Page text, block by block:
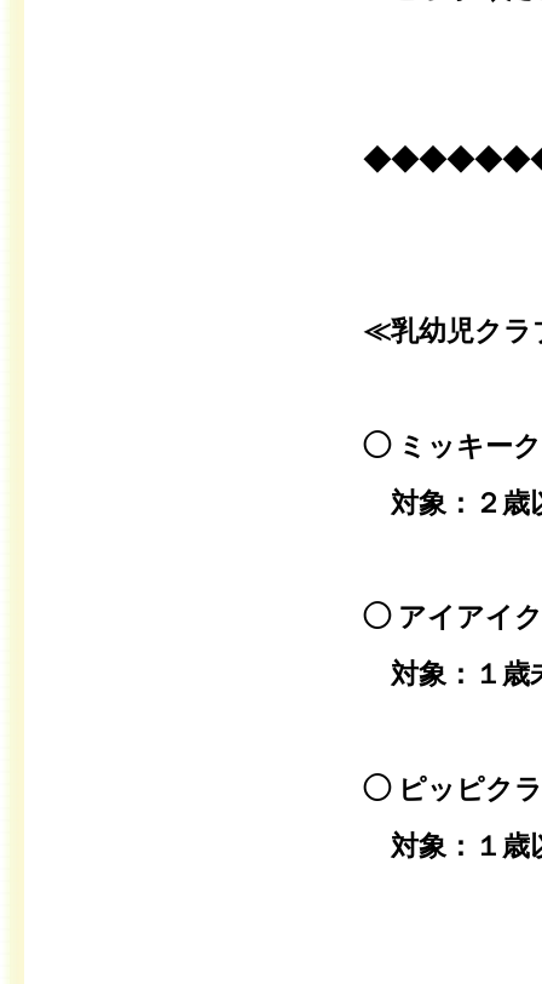
≪乳幼児ク
◯ ミッキーク
対象：２歳
◯ アイアイク
対象：１歳
◯ ピッピクラ
対象：１歳